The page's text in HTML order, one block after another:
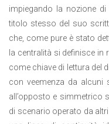
impiegando la nozione di
titolo stesso del suo
che, come pure è stato
la centralità si definisce
come chiave di lettura del
con veemenza da alcuni
all’opposto e simmetrico
di scenario operato da